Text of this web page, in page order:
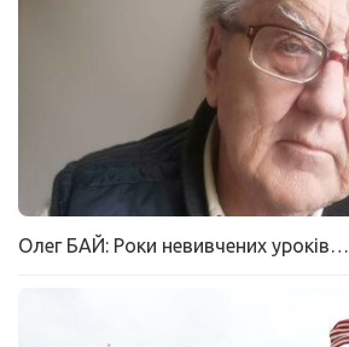
Олег БАЙ: Роки невивчених уроків…